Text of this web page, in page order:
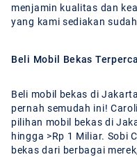
menjamin kualitas dan
yang kami sediakan
Beli Mobil Bekas
Beli mobil bekas di
pernah semudah ini!
pilihan mobil bekas di
hingga >Rp 1 Miliar. Sobi
bekas dari berbagai